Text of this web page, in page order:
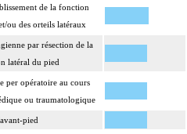
de la fonction
ou des orteils latéraux
par résection de la
latéral du pied
per opératoire au cours
ou traumatologique
pied